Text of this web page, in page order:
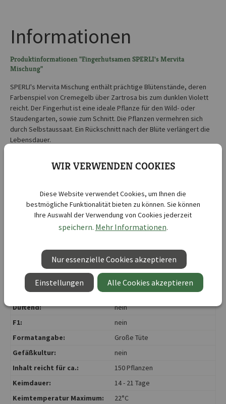
Informationen
Produktinformationen "Fingerhutsamen SPERLI's Mervita
Mischung"
SPERLI's Mervita Mischung enthält prächtige Blütenstände, deren
Farbenspiel von Cremegelb über Zartrosa bis zum dunklen Violett
reicht. Der Fingerhut ist eine ideale Pflanze für den Wild- oder
Staudengarten, sowie zum Schnitt. Die Pflanzen vermehren sich
durch Selbstaussaat. Ein Rückschnitt nach der Blüte verlängert die
Lebensdauer.
Kurzbezeichnung :
Fingerhut SPERLI's Mervita
Botanische Bezeichnung :
Digitalis purpurea
Kulturdauer :
52 Wochen
40 cm
Aussaatzeit:
Mai, Juni, Juli, August
Blütenfarbe:
Blütezeit:
Mai, Juni, Juli, August
Duftend:
nein
F1:
nein
Formatangabe:
Große Tüte
Gefäßkultur:
nein
Inhalt reicht für ca.:
150 Pflanzen
Keimdauer:
14 - 21 Tage
Keimtemperatur Maximum:
22°C
WIR VERWENDEN COOKIES
Diese Website verwendet Cookies, um Ihnen die
bestmögliche Funktionalität bieten zu können. Sie können
Ihre Auswahl der Verwendung von Cookies jederzeit
speichern. Mehr Informationen.
Nur essenzielle Cookies akzeptieren
Einstellungen Alle Cookies akzeptieren